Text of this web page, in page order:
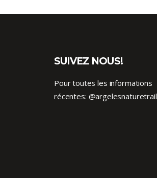
SUIVEZ NOUS!
Pour toutes les informations
récentes: @argelesnaturetrail